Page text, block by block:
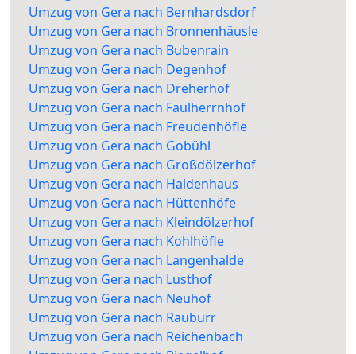
Umzug von Gera nach Bernhardsdorf
Umzug von Gera nach Bronnenhäusle
Umzug von Gera nach Bubenrain
Umzug von Gera nach Degenhof
Umzug von Gera nach Dreherhof
Umzug von Gera nach Faulherrnhof
Umzug von Gera nach Freudenhöfle
Umzug von Gera nach Gobühl
Umzug von Gera nach Großdölzerhof
Umzug von Gera nach Haldenhaus
Umzug von Gera nach Hüttenhöfe
Umzug von Gera nach Kleindölzerhof
Umzug von Gera nach Kohlhöfle
Umzug von Gera nach Langenhalde
Umzug von Gera nach Lusthof
Umzug von Gera nach Neuhof
Umzug von Gera nach Rauburr
Umzug von Gera nach Reichenbach